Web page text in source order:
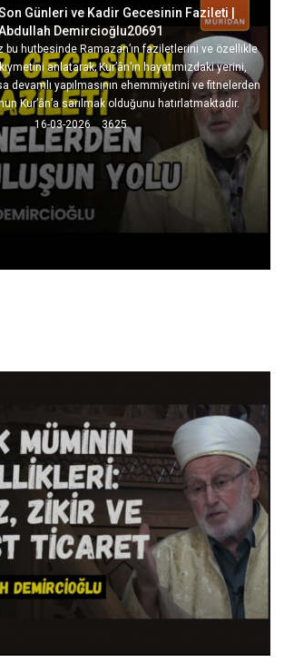
Son Günleri ve Kadir Gecesinin Fazileti |
Demircioğlu20691
bu hutbesinde Ramazan’ın faziletlerini ve özellikle
anlatarak; Kur’ân’ın hayatımızdaki yerini,
devamlı yapılmasının ehemmiyetini ve fitnelerden
Kur’ân’a sarılmak olduğunu hatırlatmaktadır.
16-03-2026
3625